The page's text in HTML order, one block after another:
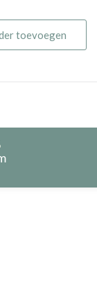
toevoegen